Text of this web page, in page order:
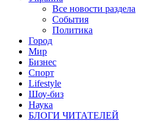
Все новости раздела
События
Политика
Город
Мир
Бизнес
Спорт
Lifestyle
Шоу-биз
Наука
БЛОГИ ЧИТАТЕЛЕЙ